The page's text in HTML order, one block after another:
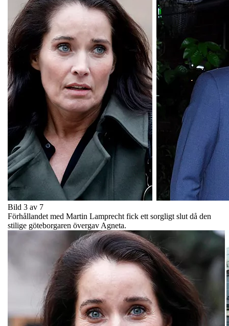
Bild 3 av 7
Förhållandet med Martin Lamprecht fick ett sorgligt slut då den
stilige göteborgaren övergav Agneta.